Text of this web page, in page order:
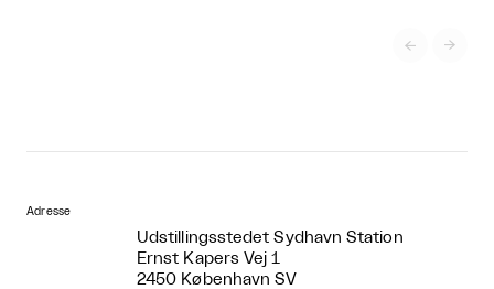
 
Adresse
Udstillingsstedet Sydhavn Station
Ernst Kapers Vej 1
2450 København SV